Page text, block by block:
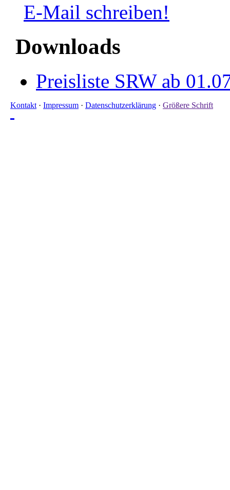
E-Mail schreiben!
Downloads
Preisliste SRW ab
Kontakt · Impressum · Datenschutzerklärung · Größere Schrift